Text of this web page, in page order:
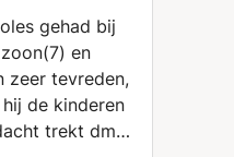
gehad bij
en
zeer tevreden,
de kinderen
trekt dmv